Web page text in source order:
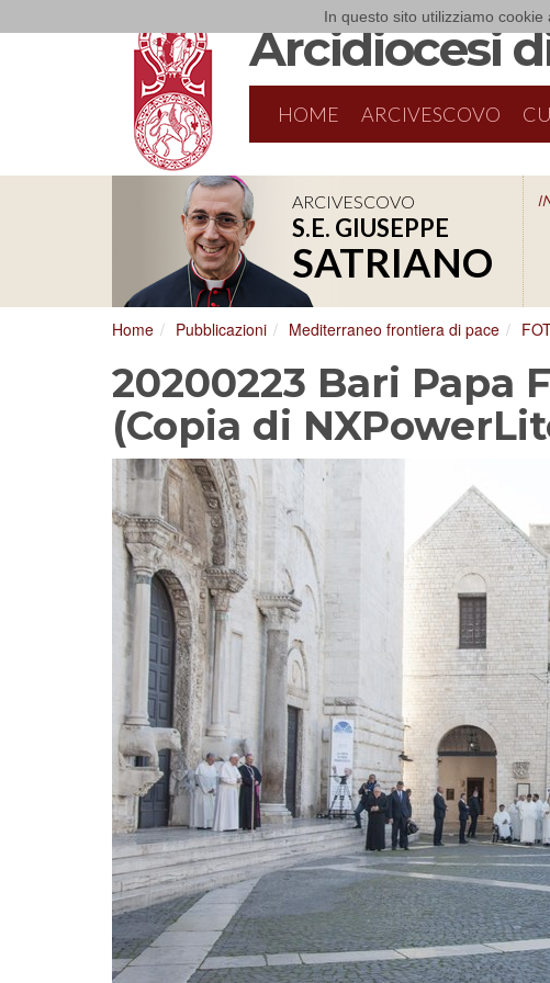
In questo sito utilizziamo
Arcidiocesi
HOME ARCIVESCOVO
ARCIVESCOVO
S.E. GIUSEPPE
SATRIANO
Home Pubblicazioni Mediterraneo frontiera di pace
20200223 Bari Papa
(Copia di